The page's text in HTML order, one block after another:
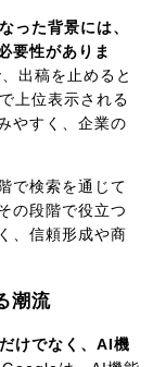
った背景には、
要性がありま
出稿を止めると
上位表示される
やすく、企業の
で検索を通じて
の段階で役立つ
、信頼形成や商
潮流
けでなく、AI機